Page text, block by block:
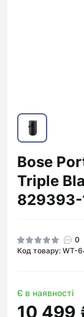
Bose
Triple
829393-
0
Код товару: WT-
Є в наявності
10 499